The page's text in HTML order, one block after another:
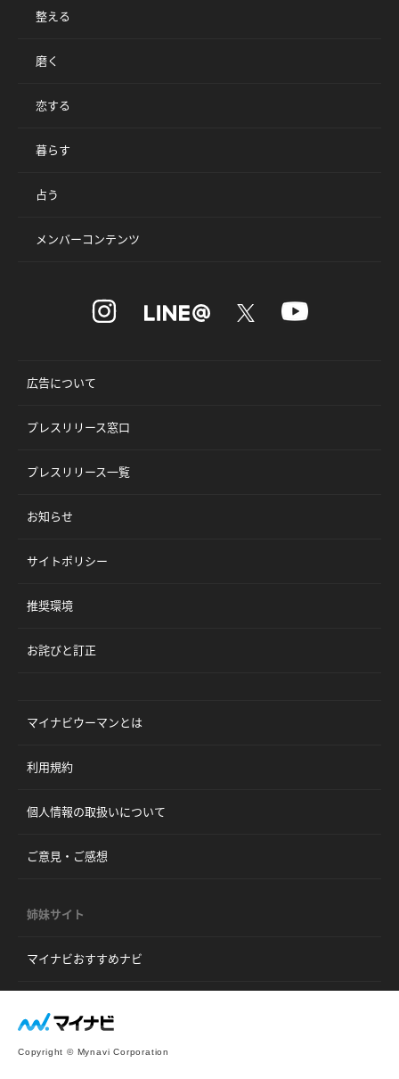
整える
磨く
恋する
暮らす
占う
メンバーコンテンツ
広告について
プレスリリース窓口
プレスリリース一覧
お知らせ
サイトポリシー
推奨環境
お詫びと訂正
マイナビウーマンとは
利用規約
個人情報の取扱いについて
ご意見・ご感想
姉妹サイト
マイナビおすすめナビ
Copyright © Mynavi Corporation